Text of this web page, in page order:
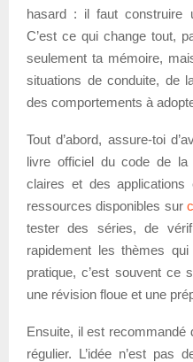
hasard : il faut construire
C’est ce qui change tout,
seulement ta mémoire,
situations de conduite, de
des comportements à
Tout d’abord, assure-toi
livre officiel du code de
claires et des applications
ressources disponibles sur
tester des séries, de
rapidement les thèmes
pratique, c’est souvent ce
une révision floue et une
Ensuite, il est recommandé
régulier. L’idée n’est pas